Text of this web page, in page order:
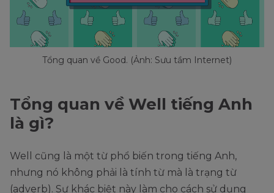
Tổng quan về Good. (Ảnh: Sưu tầm Internet)
Tổng quan về Well tiếng Anh
là gì?
Well cũng là một từ phổ biến trong tiếng Anh,
nhưng nó không phải là tính từ mà là trạng từ
(adverb). Sự khác biệt này làm cho cách sử dụng